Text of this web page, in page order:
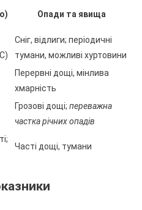
Опади та явища
Сніг, відлиги; періодичні
тумани, можливі хуртовини
Перервні дощі, мінлива
хмарність
Грозові дощі; переважна
частка річних опадів
Часті дощі, тумани